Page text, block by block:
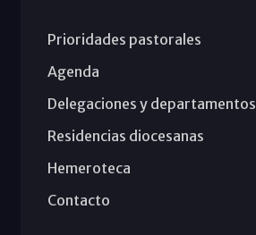
Prioridades pastorales
Agenda
Delegaciones y departamentos
Residencias diocesanas
Hemeroteca
Contacto